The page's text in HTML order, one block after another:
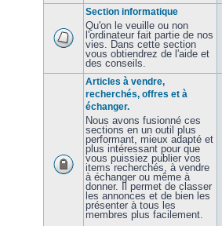
Section informatique
Qu'on le veuille ou non
l'ordinateur fait partie de nos
vies. Dans cette section
vous obtiendrez de l'aide et
des conseils.
Articles à vendre,
recherchés, offres et à
échanger.
Nous avons fusionné ces
sections en un outil plus
performant, mieux adapté et
plus intéressant pour que
vous puissiez publier vos
items recherchés, à vendre
à échanger ou même à
donner. Il permet de classer
les annonces et de bien les
présenter à tous les
membres plus facilement.